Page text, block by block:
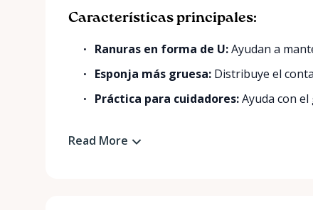
Características principales:
Ranuras en forma de U:Ayudan a
Esponja más gruesa: Distribuye el
Práctica para cuidadores:Ayuda con el
Read More